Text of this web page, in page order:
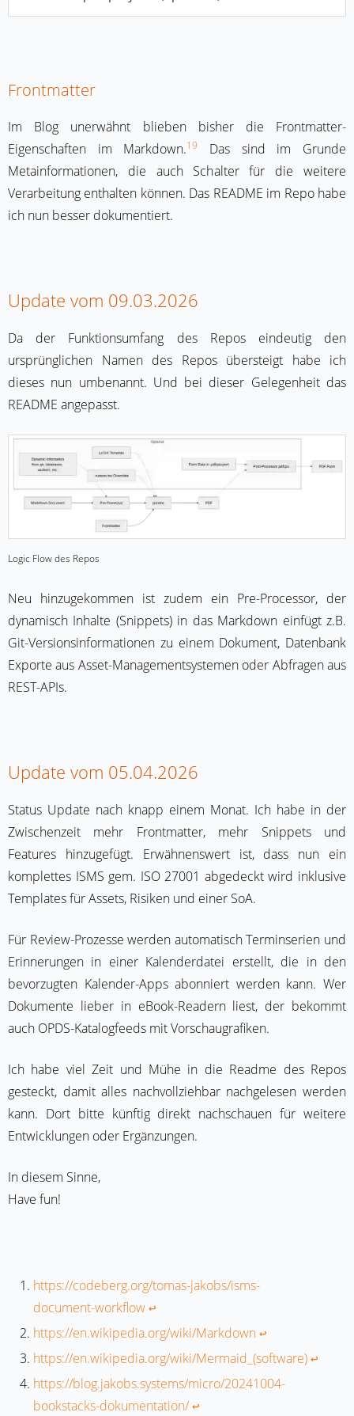
Frontmatter
Im Blog unerwähnt blieben bisher die Frontmatter-
Eigenschaften im Markdown.19
Das sind im Grunde
Metainformationen, die auch Schalter für die weitere
Verarbeitung enthalten können. Das README im Repo habe
ich nun besser dokumentiert.
Update vom 09.03.2026
Da der Funktionsumfang des Repos eindeutig den
ursprünglichen Namen des Repos übersteigt habe ich
dieses nun umbenannt. Und bei dieser Gelegenheit das
README angepasst.
Logic Flow des Repos
Neu hinzugekommen ist zudem ein Pre-Processor, der
dynamisch Inhalte (Snippets) in das Markdown einfügt z.B.
Git-Versionsinformationen zu einem Dokument, Datenbank
Exporte aus Asset-Managementsystemen oder Abfragen aus
REST-APIs.
Update vom 05.04.2026
Status Update nach knapp einem Monat. Ich habe in der
Zwischenzeit mehr Frontmatter, mehr Snippets und
Features hinzugefügt. Erwähnenswert ist, dass nun ein
komplettes ISMS gem. ISO 27001 abgedeckt wird inklusive
Templates für Assets, Risiken und einer SoA.
Für Review-Prozesse werden automatisch Terminserien und
Erinnerungen in einer Kalenderdatei erstellt, die in den
bevorzugten Kalender-Apps abonniert werden kann. Wer
Dokumente lieber in eBook-Readern liest, der bekommt
auch OPDS-Katalogfeeds mit Vorschaugrafiken.
Ich habe viel Zeit und Mühe in die Readme des Repos
gesteckt, damit alles nachvollziehbar nachgelesen werden
kann. Dort bitte künftig direkt nachschauen für weitere
Entwicklungen oder Ergänzungen.
In diesem Sinne,
Have fun!
https://codeberg.org/tomas-jakobs/isms-
document-workflow↩︎
https://en.wikipedia.org/wiki/Markdown↩︎
https://en.wikipedia.org/wiki/Mermaid_(software)↩︎
https://blog.jakobs.systems/micro/20241004-
bookstacks-dokumentation/↩︎